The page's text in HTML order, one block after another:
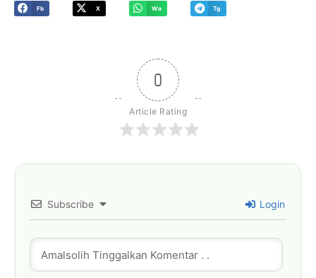
Fb X Wa Tg
0
Article Rating
Subscribe Login